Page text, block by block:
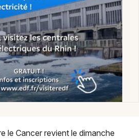
le Cancer revient le dimanche